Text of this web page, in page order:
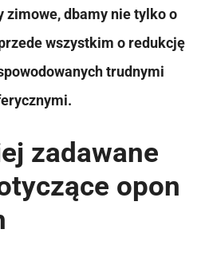
zimowe, dbamy nie tylko o
wszystkim o redukcję
trudnymi
zadawane
opon